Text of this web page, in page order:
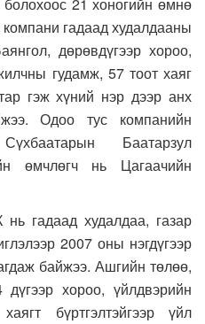
болохоос 21 хоногийн өмнө
компани гадаад худалдааны
дөрөвдүгээр хороо,
гудамж, 57 тоот хаяг
гэж хүний нэр дээр анх
Одоо тус компанийн
Баатарзул
өмчлөгч нь Цагаачийн
гадаад худалдаа, газар
2007 оны нэгдүгээр
байжээ. Ашгийн төлөө,
хороо, үйлдвэрийн
бүртгэлтэйгээр үйл